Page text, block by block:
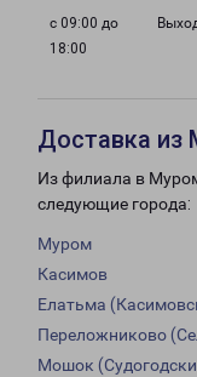
с 09:00 до
18:00
Доставка из
Из филиала в
следующие города:
Муром
Касимов
Елатьма
Переложниково
Мошок